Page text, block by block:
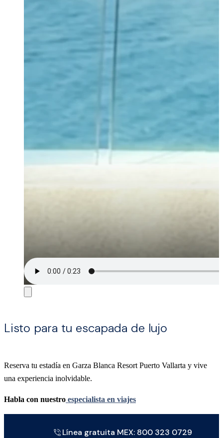
Listo para tu escapada de lujo
Reserva tu estadía en Garza Blanca Resort Puerto Vallarta y vive
una experiencia inolvidable.
Habla con nuestro especialista en viajes
Línea gratuita MEX: 800 323 0729